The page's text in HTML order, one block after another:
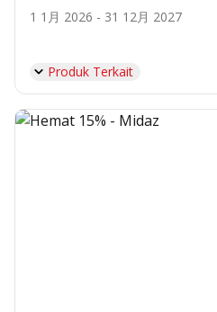
1 1月 2026 - 31 12月 2027
Produk Terkait